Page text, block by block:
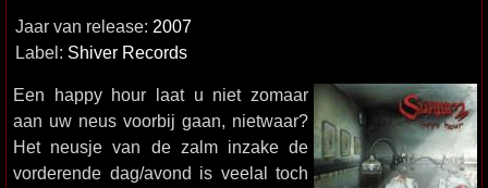
Jaar van release: 2007
Label: Shiver Records
Een happy hour laat u niet zomaar
aan uw neus voorbij gaan, nietwaar?
Het neusje van de zalm inzake de
vorderende dag/avond is veelal toch